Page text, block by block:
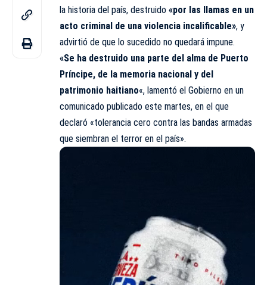
la historia del país, destruido «por las llamas en un
acto criminal de una violencia incalificable», y
advirtió de que lo sucedido no quedará impune.
«Se ha destruido una parte del alma de Puerto
Príncipe, de la memoria nacional y del
patrimonio haitiano«, lamentó el Gobierno en un
comunicado publicado este martes, en el que
declaró «tolerancia cero contra las bandas armadas
que siembran el terror en el país».